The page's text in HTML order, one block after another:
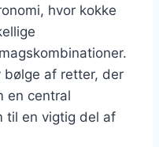
hvor kokke
bølge af retter, der
en central
til en vigtig del af